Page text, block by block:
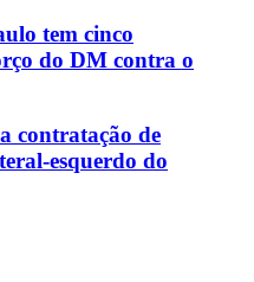
tem cinco
do DM contra o
contratação de
esquerdo do